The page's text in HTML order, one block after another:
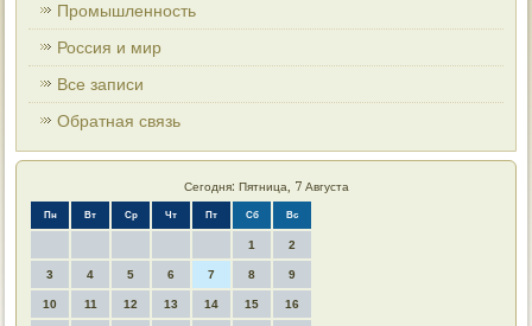
Промышленность
Россия и мир
Все записи
Обратная связь
Сегодня: Пятница, 7 Августа
Пн Вт Ср Чт Пт Сб Вс
1 2
3 4 5 6 7 8 9
10 11 12 13 14 15 16